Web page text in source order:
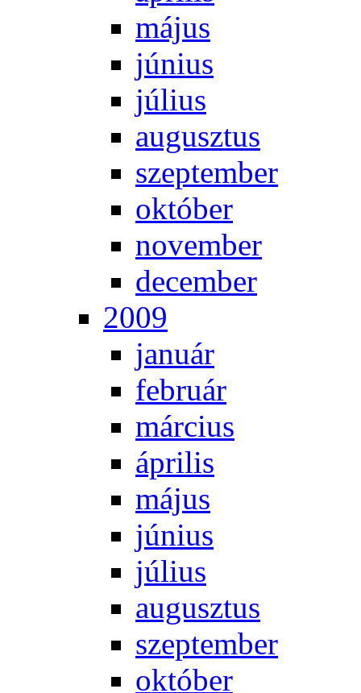
má­jus
jú­ni­us
jú­li­us
au­gusz­tus
szep­tem­ber
ok­tó­ber
no­vem­ber
de­cem­ber
2009
ja­nu­ár
feb­ru­ár
már­ci­us
áp­ri­lis
má­jus
jú­ni­us
jú­li­us
au­gusz­tus
szep­tem­ber
ok­tó­ber